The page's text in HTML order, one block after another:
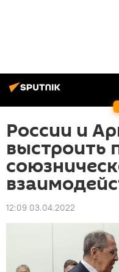
России и
выстроить
12:09 03.04.2022